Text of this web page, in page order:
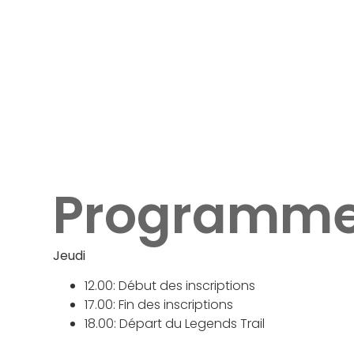
Jeudi
12.00: Début des inscriptions
17.00: Fin des inscriptions
18.00: Départ du Legends Trail